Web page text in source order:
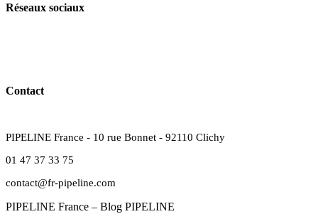
Réseaux sociaux
Contact
PIPELINE France - 10 rue Bonnet - 92110 Clichy
01 47 37 33 75
contact@fr-pipeline.com
PIPELINE France – Blog PIPELINE